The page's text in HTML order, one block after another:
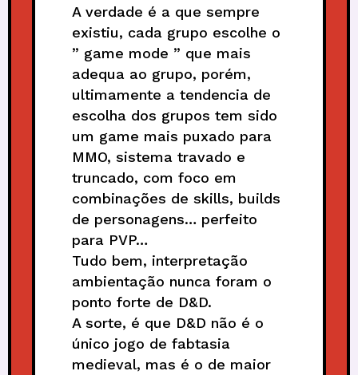
A verdade é a que sempre
existiu, cada grupo escolhe o
” game mode ” que mais
adequa ao grupo, porém,
ultimamente a tendencia de
escolha dos grupos tem sido
um game mais puxado para
MMO, sistema travado e
truncado, com foco em
combinações de skills, builds
de personagens… perfeito
para PVP…
Tudo bem, interpretação
ambientação nunca foram o
ponto forte de D&D.
A sorte, é que D&D não é o
único jogo de fabtasia
medieval, mas é o de maior